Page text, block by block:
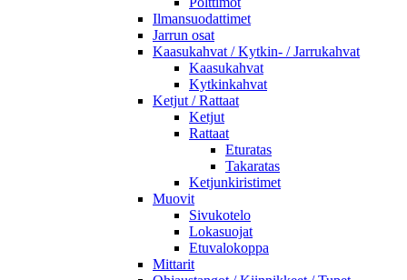
Ilmansuodattimet
Jarrun osat
Kaasukahvat / Kytkin- / Jarrukahvat
Kaasukahvat
Kytkinkahvat
Ketjut / Rattaat
Ketjut
Rattaat
Eturatas
Takaratas
Ketjunkiristimet
Muovit
Sivukotelo
Lokasuojat
Etuvalokoppa
Mittarit